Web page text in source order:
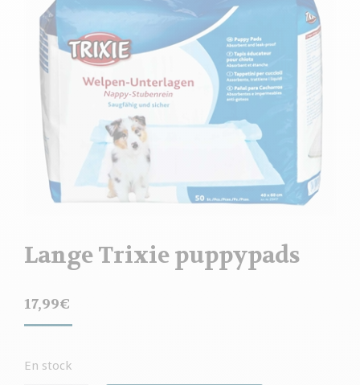
Lange Trixie puppypads
17,99€
En stock